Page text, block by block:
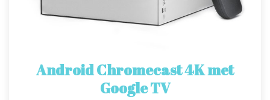
Android Chromecast 4K met
Google TV